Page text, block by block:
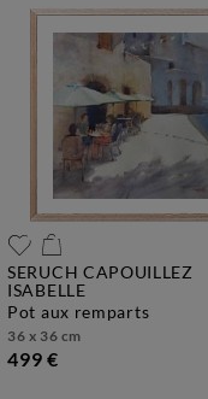
SERUCH CAPOUILLEZ
ISABELLE
pot aux remparts
36 x 36 cm
499 €